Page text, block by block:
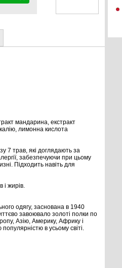
мандарина, екстракт
лимонна кислота
7 трав, які доглядають за
забезпечуючи при цьому
Підходить навіть для
і жирів.
одягу, заснована в 1940
завоювало золоті полки по
Азію, Америку, Африку і
в усьому світі.